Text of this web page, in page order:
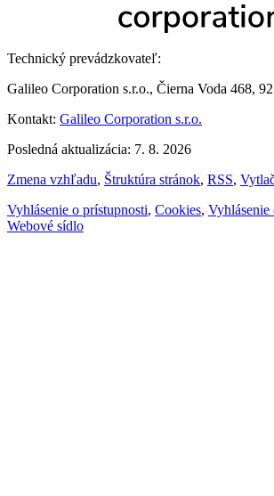
Technický prevádzkovateľ:
Galileo Corporation s.r.o., Čierna Voda 468,
Kontakt: Galileo Corporation s.r.o.
Posledná aktualizácia: 7. 8. 2026
Zmena vzhľadu, Štruktúra stránok, RSS,
Vyhlásenie o prístupnosti, Cookies, Vyhlásenie
Webové sídlo